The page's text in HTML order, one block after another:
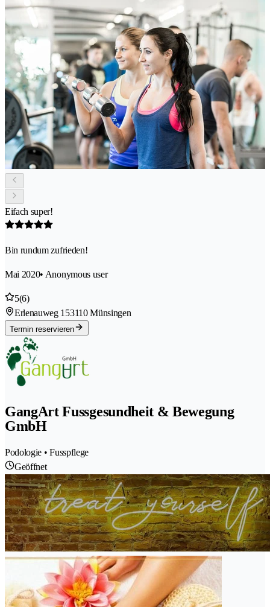
Eifach super!
Bin rundum zufrieden!
Mai 2020• Anonymous user
5(6)
Erlenauweg 153110 Münsingen
Termin reservieren
GangArt Fussgesundheit & Bewegung
GmbH
Podologie • Fusspflege
Geöffnet